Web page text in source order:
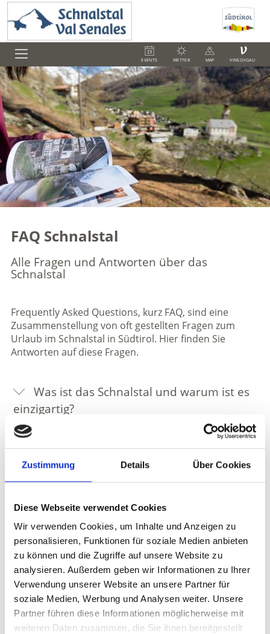
Zustimmung Details Über Cookies
Diese Webseite verwendet Cookies
Wir verwenden Cookies, um Inhalte und Anzeigen zu
personalisieren, Funktionen für soziale Medien anbieten
zu können und die Zugriffe auf unsere Website zu
analysieren. Außerdem geben wir Informationen zu Ihrer
Verwendung unserer Website an unsere Partner für
soziale Medien, Werbung und Analysen weiter. Unsere
Partner führen diese Informationen möglicherweise mit
weiteren Daten zusammen, die Sie ihnen bereitgestellt
EVENTS WETTER MAP
V
VINSCHGAU
FAQ Schnalstal
Alle Fragen und Antworten über das
Schnalstal
Frequently Asked Questions, kurz FAQ, sind eine
Zusammenstellung von oft gestellten Fragen zum
Urlaub im Schnalstal in Südtirol. Hier finden Sie
Antworten auf diese Fragen.
Was ist das Schnalstal und warum ist es
einzigartig?
Wo liegt das Schnalstal und welche Orte
Was kann man im Schnalstal im Sommer
erleben?
Was kann man im Schnalstal im Winter
erleben?
Welche Rolle spielt Ötzi im Schnalstal?
Was ist die Transhumanz und warum ist
sie UNESCO-Kulturerbe?